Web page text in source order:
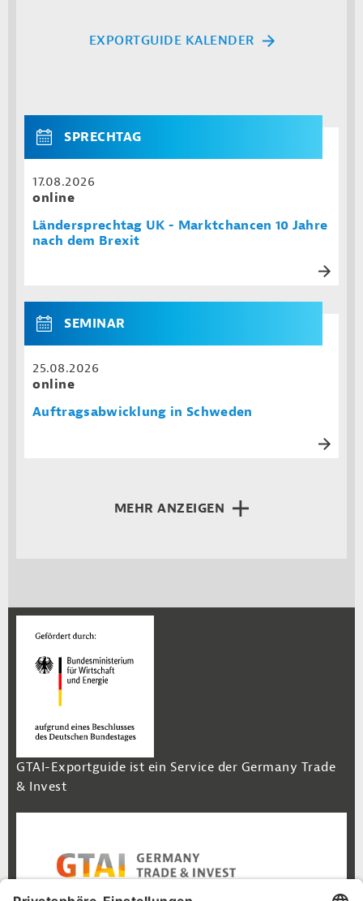
EXPORTGUIDE KALENDER
SPRECHTAG
17.08.2026
online
Ländersprechtag UK - Marktchancen 10 Jahre
nach dem Brexit
SEMINAR
25.08.2026
online
Auftragsabwicklung in Schweden
MEHR ANZEIGEN
GTAI-Exportguide ist ein Service der Germany Trade
& Invest